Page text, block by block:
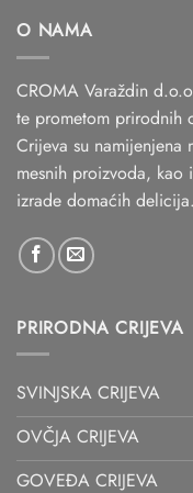
O NAMA
CROMA Varaždin
te prometom prirodnih
Crijeva su namijenjena
mesnih proizvoda, kao
izrade domaćih delicija.
PRIRODNA CRIJEVA
SVINJSKA CRIJEVA
OVČJA CRIJEVA
GOVEĐA CRIJEVA